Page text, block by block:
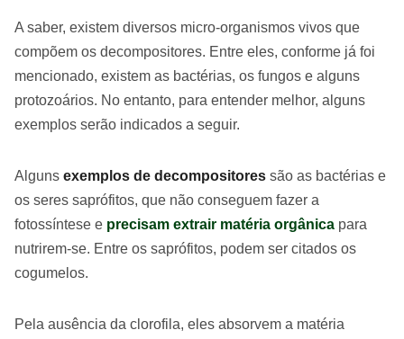
A saber, existem diversos micro-organismos vivos que
compõem os decompositores. Entre eles, conforme já foi
mencionado, existem as bactérias, os fungos e alguns
protozoários. No entanto, para entender melhor, alguns
exemplos serão indicados a seguir.
Alguns exemplos de decompositores são as bactérias e
os seres saprófitos, que não conseguem fazer a
fotossíntese e precisam extrair matéria orgânica para
nutrirem-se. Entre os saprófitos, podem ser citados os
cogumelos.
Pela ausência da clorofila, eles absorvem a matéria